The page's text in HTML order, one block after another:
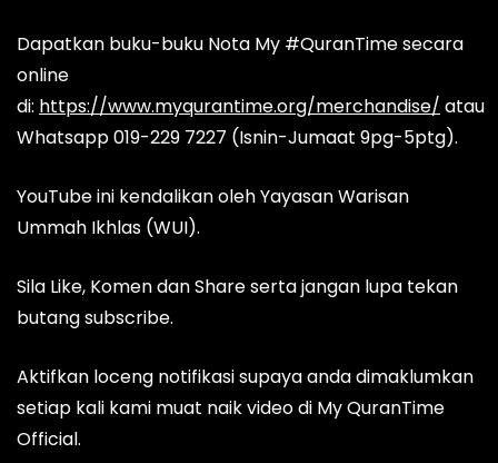
Dapatkan buku-buku Nota My #QuranTime secara
online
di: https://www.myqurantime.org/merchandise/ atau
Whatsapp 019-229 7227 (Isnin-Jumaat 9pg-5ptg).
YouTube ini kendalikan oleh Yayasan Warisan
Ummah Ikhlas (WUI).
Sila Like, Komen dan Share serta jangan lupa tekan
butang subscribe.
Aktifkan loceng notifikasi supaya anda dimaklumkan
setiap kali kami muat naik video di My QuranTime
Official.